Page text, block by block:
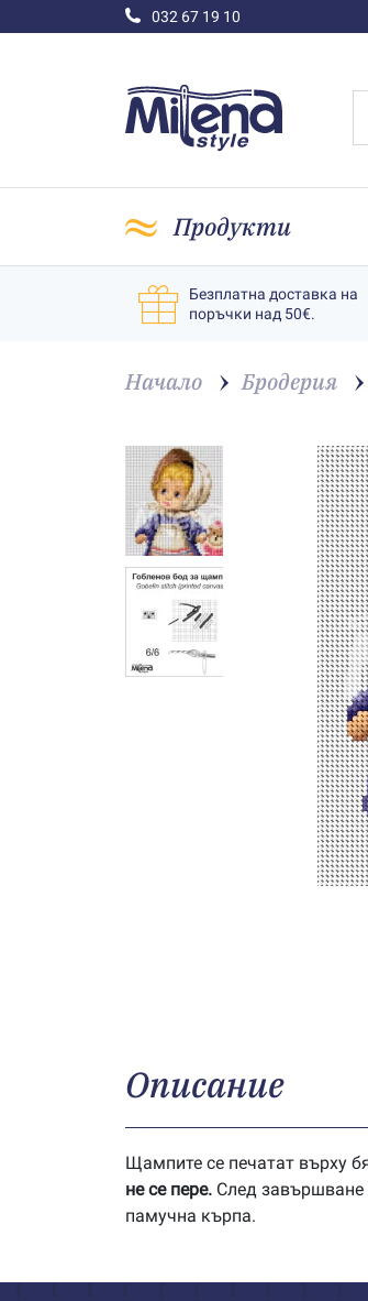
032 67 19 10
Продукти
Безплатна доставка на
поръчки над 50€.
Начало Бродерия
Описание
Щампите се печатат върху
не се пере. След завършване
памучна кърпа.